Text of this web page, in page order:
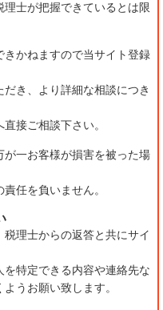
士が把握できているとは限
かねますので当サイト登録
き、より詳細な相談につき
接ご相談下さい。
一お客様が損害を被った場
任を負いません。
理士からの返答と共にサイ
特定できる内容や連絡先な
うお願い致します。